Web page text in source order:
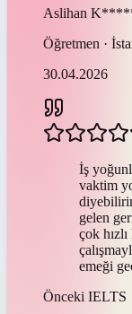
Aslihan
Öğretmen ·
30.04.2026
İş
vaktim
gelen
çok hızlı
emeği
Önceki IELTS